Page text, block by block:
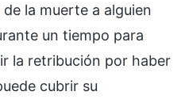
la muerte a alguien
un tiempo para
la retribución por haber
cubrir su